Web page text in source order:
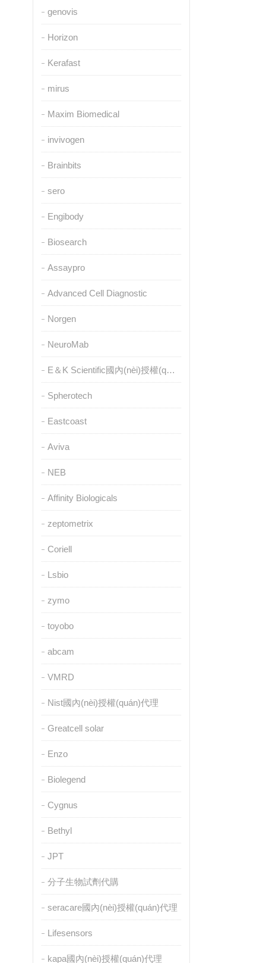
genovis
Horizon
Kerafast
mirus
Maxim Biomedical
invivogen
Brainbits
sero
Engibody
Biosearch
Assaypro
Advanced Cell Diagnostic
Norgen
NeuroMab
E＆K Scientific國內(nèi)授權(quán)代理
Spherotech
Eastcoast
Aviva
NEB
Affinity Biologicals
zeptometrix
Coriell
Lsbio
zymo
toyobo
abcam
VMRD
Nist國內(nèi)授權(quán)代理
Greatcell solar
Enzo
Biolegend
Cygnus
Bethyl
JPT
分子生物試劑代購
seracare國內(nèi)授權(quán)代理
Lifesensors
kapa國內(nèi)授權(quán)代理